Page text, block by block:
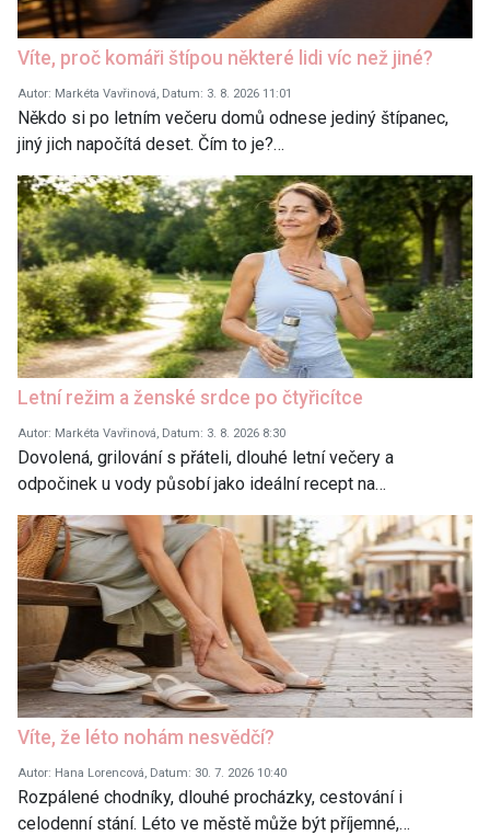
Víte, proč komáři štípou některé lidi víc než jiné?
Autor: Markéta Vavřinová, Datum: 3. 8. 2026 11:01
Někdo si po letním večeru domů odnese jediný štípanec,
jiný jich napočítá deset. Čím to je?…
Letní režim a ženské srdce po čtyřicítce
Autor: Markéta Vavřinová, Datum: 3. 8. 2026 8:30
Dovolená, grilování s přáteli, dlouhé letní večery a
odpočinek u vody působí jako ideální recept na…
Víte, že léto nohám nesvědčí?
Autor: Hana Lorencová, Datum: 30. 7. 2026 10:40
Rozpálené chodníky, dlouhé procházky, cestování i
celodenní stání. Léto ve městě může být příjemné,…